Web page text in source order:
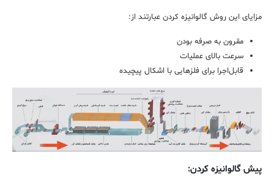
مزایای این روش گالوانیزه کردن عبارتند از:
مقرون‌ به‌ صرفه بودن
سرعت بالای عملیات
قابل‌اجرا برای فلز‌هایی با اشکال پیچیده
پیش گالوانیزه کردن: